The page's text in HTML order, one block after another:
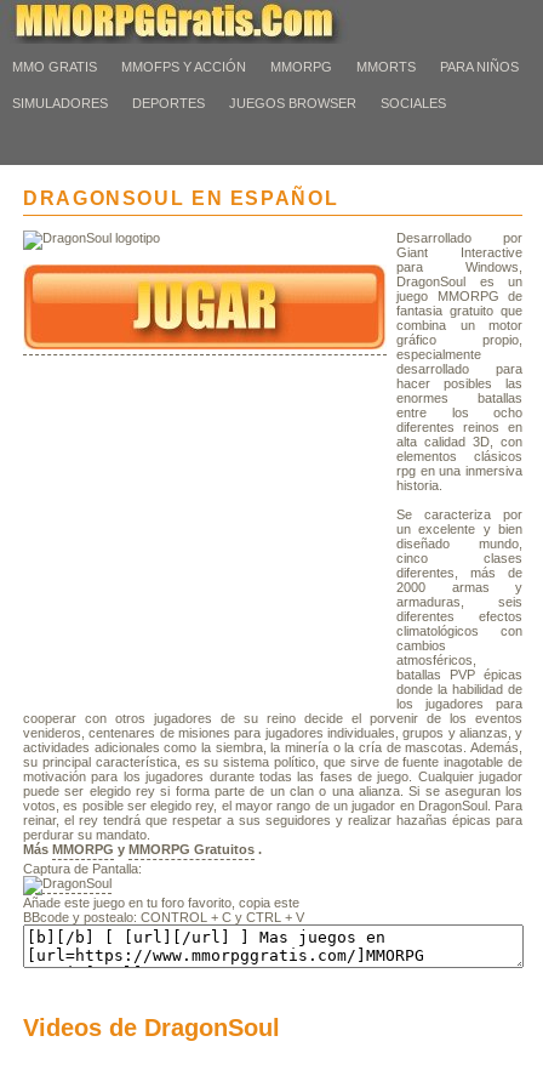
MMO GRATIS MMOFPS Y ACCIÓN MMORPG MMORTS PARA NIÑOS
SIMULADORES DEPORTES JUEGOS BROWSER SOCIALES
DRAGONSOUL EN ESPAÑOL
Desarrollado por
Giant Interactive
para Windows,
DragonSoul es un
juego MMORPG de
fantasia gratuito que
combina un motor
gráfico propio,
especialmente
desarrollado para
hacer posibles las
enormes batallas
entre los ocho
diferentes reinos en
alta calidad 3D, con
elementos clásicos
rpg en una inmersiva
historia.
Se caracteriza por
un excelente y bien
diseñado mundo,
cinco clases
diferentes, más de
2000 armas y
armaduras, seis
diferentes efectos
climatológicos con
cambios
atmosféricos,
batallas PVP épicas
donde la habilidad de
los jugadores para
cooperar con otros jugadores de su reino decide el porvenir de los eventos
venideros, centenares de misiones para jugadores individuales, grupos y alianzas, y
actividades adicionales como la siembra, la minería o la cría de mascotas. Además,
su principal característica, es su sistema político, que sirve de fuente inagotable de
motivación para los jugadores durante todas las fases de juego. Cualquier jugador
puede ser elegido rey si forma parte de un clan o una alianza. Si se aseguran los
votos, es posible ser elegido rey, el mayor rango de un jugador en DragonSoul. Para
reinar, el rey tendrá que respetar a sus seguidores y realizar hazañas épicas para
perdurar su mandato.
Más MMORPG y MMORPG Gratuitos .
Captura de Pantalla:
Añade este juego en tu foro favorito, copia este
BBcode y postealo: CONTROL + C y CTRL + V
Videos de DragonSoul